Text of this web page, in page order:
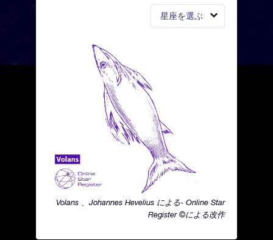
星座を選ぶ
Volans 、Johannes Hevelius による- Online Star
Register ©による改作